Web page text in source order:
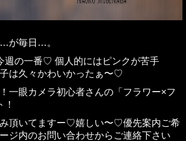
が毎日…。
週の一番♡ 個人的にはピンクが苦手
子は久々かわいかったぁ〜♡
一眼カメラ初心者さんの「フラワー×フ
頂いてますー♡嬉しい〜♡優先案内ご希
ジ内のお問い合わせからご連絡下さい